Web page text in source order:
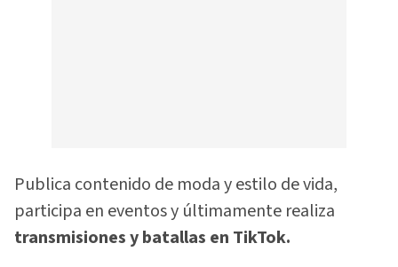
Publica contenido de moda y estilo de vida,
participa en eventos y últimamente realiza
transmisiones y batallas en TikTok.